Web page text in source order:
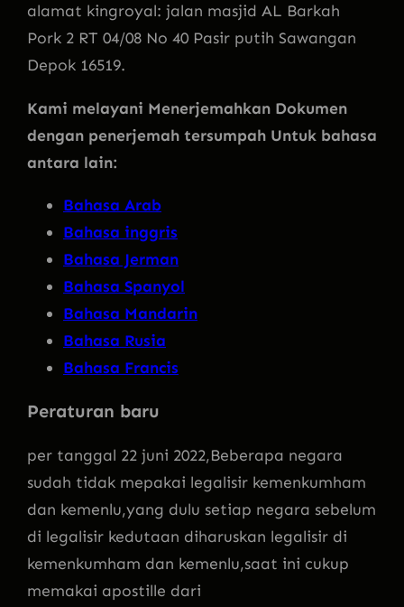
alamat kingroyal: jalan masjid AL Barkah
Pork 2 RT 04/08 No 40 Pasir putih Sawangan
Depok 16519.
Kami melayani Menerjemahkan Dokumen
dengan penerjemah tersumpah Untuk bahasa
antara lain:
Bahasa Arab
Bahasa inggris
Bahasa Jerman
Bahasa Spanyol
Bahasa Mandarin
Bahasa Rusia
Bahasa Francis
Peraturan baru
per tanggal 22 juni 2022,Beberapa negara
sudah tidak mepakai legalisir kemenkumham
dan kemenlu,yang dulu setiap negara sebelum
di legalisir kedutaan diharuskan legalisir di
kemenkumham dan kemenlu,saat ini cukup
memakai apostille dari